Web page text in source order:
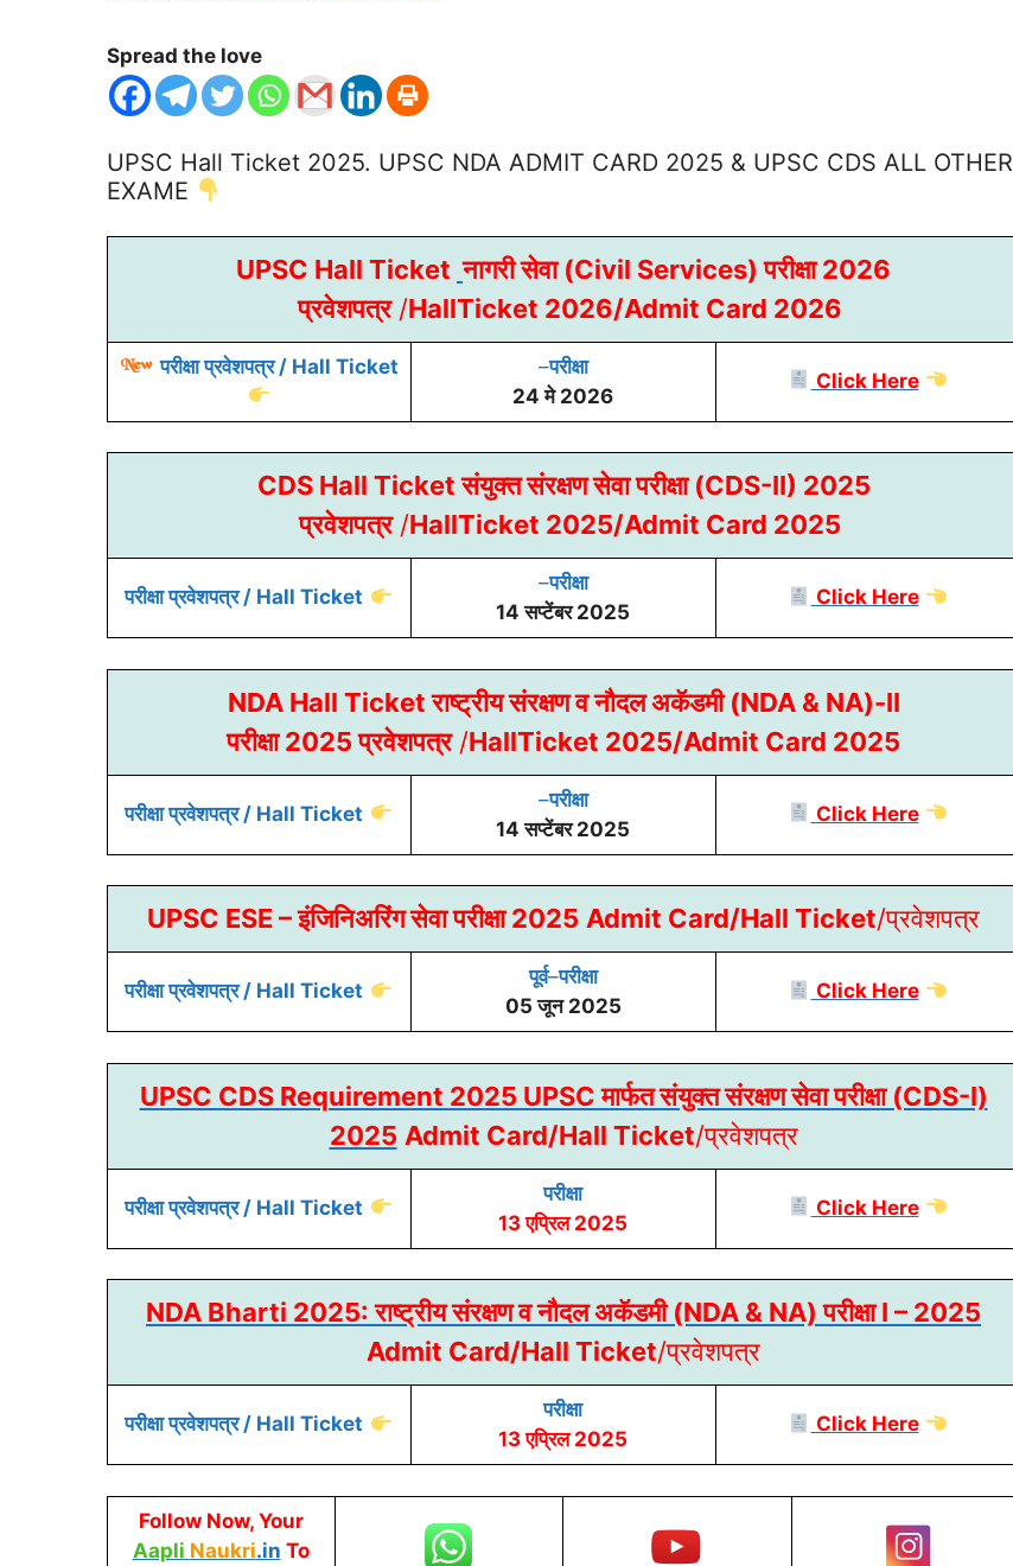
Spread the love
UPSC Hall Ticket 2025. UPSC NDA ADMIT CARD 2025 & UPSC CDS ALL OTHER
EXAME
UPSC Hall Ticket नागरी सेवा (Civil Services) परीक्षा 2026
प्रवेशपत्र/HallTicket 2026/Admit Card 2026
परीक्षा प्रवेशपत्र / Hall Ticket –परीक्षा
24 मे 2026
Click Here
CDS Hall Ticket संयुक्त संरक्षण सेवा परीक्षा (CDS-II) 2025
प्रवेशपत्र/HallTicket 2025/Admit Card 2025
परीक्षा प्रवेशपत्र / Hall Ticket
–परीक्षा
14 सप्टेंबर 2025
Click Here
NDA Hall Ticket राष्ट्रीय संरक्षण व नौदल अकॅडमी (NDA & NA)-II
परीक्षा 2025 प्रवेशपत्र/HallTicket 2025/Admit Card 2025
परीक्षा प्रवेशपत्र / Hall Ticket
–परीक्षा
14 सप्टेंबर 2025
Click Here
UPSC ESE – इंजिनिअरिंग सेवा परीक्षा 2025 Admit Card/Hall Ticket/प्रवेशपत्र
परीक्षा प्रवेशपत्र / Hall Ticket
पूर्व–परीक्षा
05 जून 2025
Click Here
UPSC CDS Requirement 2025 UPSC मार्फत संयुक्त संरक्षण सेवा परीक्षा (CDS-I)
2025 Admit Card/Hall Ticket/प्रवेशपत्र
परीक्षा प्रवेशपत्र / Hall Ticket
परीक्षा
13 एप्रिल 2025
Click Here
NDA Bharti 2025: राष्ट्रीय संरक्षण व नौदल अकॅडमी (NDA & NA) परीक्षा I – 2025
Admit Card/Hall Ticket/प्रवेशपत्र
परीक्षा प्रवेशपत्र / Hall Ticket
परीक्षा
13 एप्रिल 2025
Click Here
Follow Now, Your
Aapli Naukri.in To